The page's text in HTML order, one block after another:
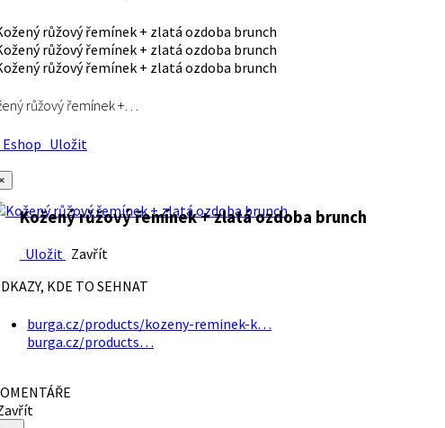
růžový řemínek +…
Uložit
Kožený růžový řemínek + zlatá ozdoba brunch
Uložit Zavřít
KDE TO SEHNAT
burga.cz/products/kozeny-reminek-k…
burga.cz/products…